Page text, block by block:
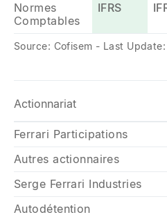
Normes
Comptables
IFRS
Source: Cofisem - Last
Actionnariat
Ferrari Participations
Autres actionnaires
Serge Ferrari Industries
Autodétention